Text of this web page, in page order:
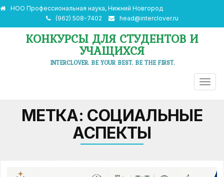
НОО Профессиональная наука, Нижний Новгород
(962) 508-7402
head@interclover.ru
КОНКУРСЫ ДЛЯ СТУДЕНТОВ И
УЧАЩИХСЯ
INTERCLOVER. BE YOUR BEST. BE THE FIRST.
МЕТКА: СОЦИАЛЬНЫЕ
АСПЕКТЫ